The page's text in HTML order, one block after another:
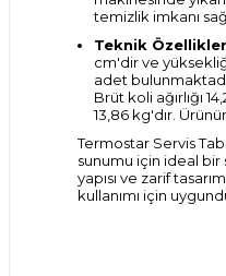
temizlik imkanı
Teknik
cm'dir ve
adet
Brüt koli ağırlığı
13,86 kg'dır.
Termostar Servis
sunumu için ideal bir
yapısı ve zarif
kullanımı için